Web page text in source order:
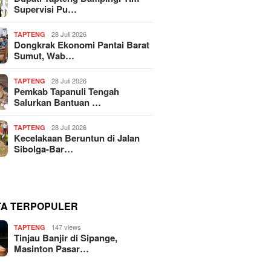
Supervisi Pu…
TAPTENG 28 Juli 2026
Dongkrak Ekonomi Pantai Barat
Sumut, Wab…
TAPTENG 28 Juli 2026
Pemkab Tapanuli Tengah
Salurkan Bantuan …
TAPTENG 28 Juli 2026
Kecelakaan Beruntun di Jalan
Sibolga-Bar…
TERPOPULER
TAPTENG 147 views
Tinjau Banjir di Sipange,
Masinton Pasar…